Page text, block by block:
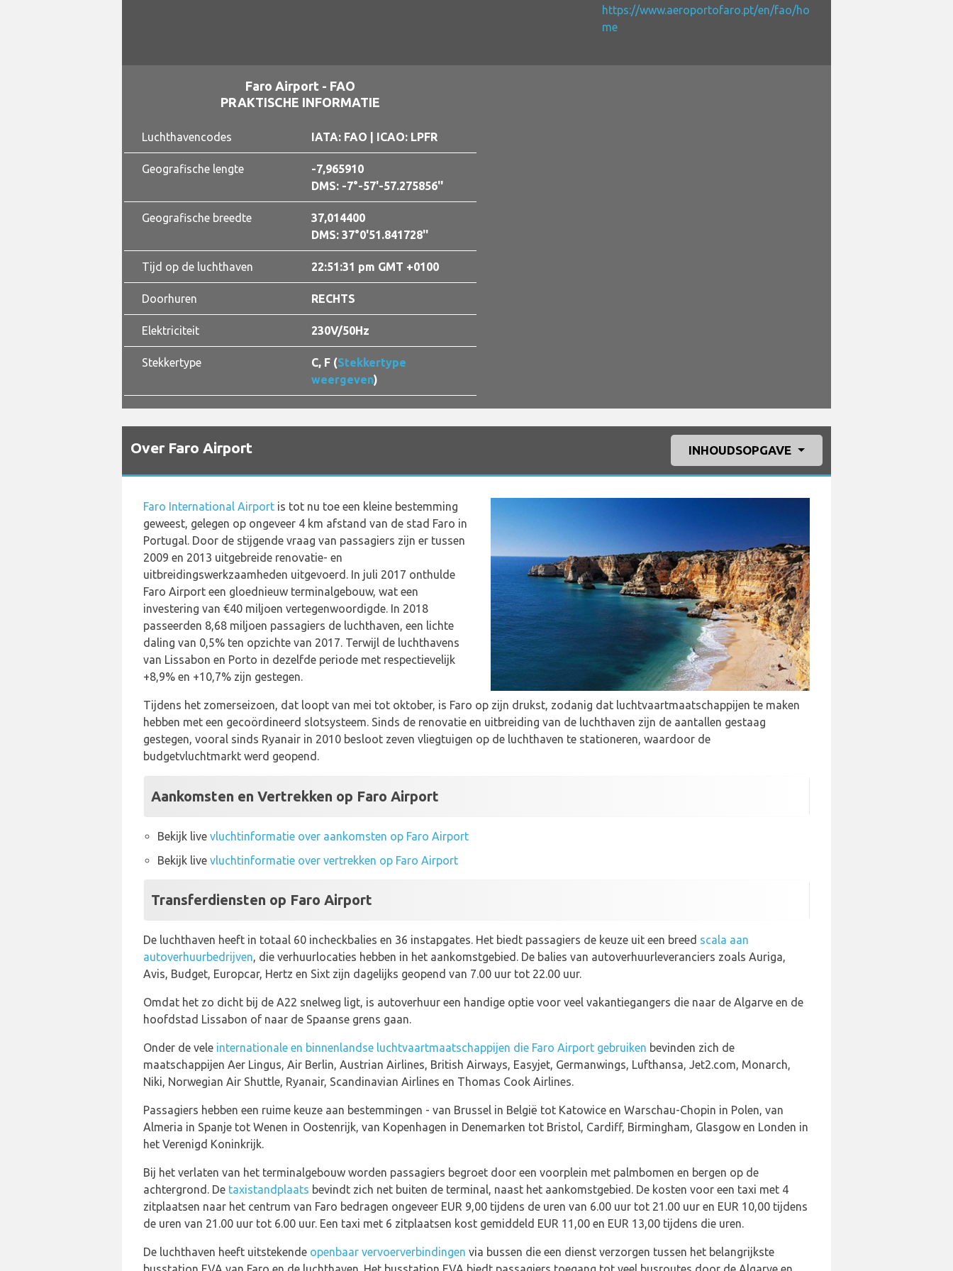
https://www.aeroportofaro.pt/en/fao/ho
me
Faro Airport - FAO
PRAKTISCHE INFORMATIE
Luchthavencodes IATA: FAO | ICAO: LPFR
Geografische lengte
-7,965910
DMS: -7°-57'-57.275856''
Geografische breedte
37,014400
DMS: 37°0'51.841728''
Tijd op de luchthaven 22:51:32 pm GMT +0100
Doorhuren RECHTS
Elektriciteit 230V/50Hz
Stekkertype C, F (Stekkertype
weergeven)
Over Faro Airport INHOUDSOPGAVE
Faro International Airport is tot nu toe een kleine bestemming
geweest, gelegen op ongeveer 4 km afstand van de stad Faro in
Portugal. Door de stijgende vraag van passagiers zijn er tussen
2009 en 2013 uitgebreide renovatie- en
uitbreidingswerkzaamheden uitgevoerd. In juli 2017 onthulde
Faro Airport een gloednieuw terminalgebouw, wat een
investering van €40 miljoen vertegenwoordigde. In 2018
passeerden 8,68 miljoen passagiers de luchthaven, een lichte
daling van 0,5% ten opzichte van 2017. Terwijl de luchthavens
van Lissabon en Porto in dezelfde periode met respectievelijk
+8,9% en +10,7% zijn gestegen.
Tijdens het zomerseizoen, dat loopt van mei tot oktober, is Faro op zijn drukst, zodanig dat luchtvaartmaatschappijen te maken
hebben met een gecoördineerd slotsysteem. Sinds de renovatie en uitbreiding van de luchthaven zijn de aantallen gestaag
gestegen, vooral sinds Ryanair in 2010 besloot zeven vliegtuigen op de luchthaven te stationeren, waardoor de
budgetvluchtmarkt werd geopend.
Aankomsten en Vertrekken op Faro Airport
Bekijk live vluchtinformatie over aankomsten op Faro Airport
Bekijk live vluchtinformatie over vertrekken op Faro Airport
Transferdiensten op Faro Airport
De luchthaven heeft in totaal 60 incheckbalies en 36 instapgates. Het biedt passagiers de keuze uit een breed scala aan
autoverhuurbedrijven, die verhuurlocaties hebben in het aankomstgebied. De balies van autoverhuurleveranciers zoals Auriga,
Avis, Budget, Europcar, Hertz en Sixt zijn dagelijks geopend van 7.00 uur tot 22.00 uur.
Omdat het zo dicht bij de A22 snelweg ligt, is autoverhuur een handige optie voor veel vakantiegangers die naar de Algarve en de
hoofdstad Lissabon of naar de Spaanse grens gaan.
Onder de vele internationale en binnenlandse luchtvaartmaatschappijen die Faro Airport gebruiken bevinden zich de
maatschappijen Aer Lingus, Air Berlin, Austrian Airlines, British Airways, Easyjet, Germanwings, Lufthansa, Jet2.com, Monarch,
Niki, Norwegian Air Shuttle, Ryanair, Scandinavian Airlines en Thomas Cook Airlines.
Passagiers hebben een ruime keuze aan bestemmingen - van Brussel in België tot Katowice en Warschau-Chopin in Polen, van
Almeria in Spanje tot Wenen in Oostenrijk, van Kopenhagen in Denemarken tot Bristol, Cardiff, Birmingham, Glasgow en Londen in
het Verenigd Koninkrijk.
Bij het verlaten van het terminalgebouw worden passagiers begroet door een voorplein met palmbomen en bergen op de
achtergrond. De taxistandplaats bevindt zich net buiten de terminal, naast het aankomstgebied. De kosten voor een taxi met 4
zitplaatsen naar het centrum van Faro bedragen ongeveer EUR 9,00 tijdens de uren van 6.00 uur tot 21.00 uur en EUR 10,00 tijdens
de uren van 21.00 uur tot 6.00 uur. Een taxi met 6 zitplaatsen kost gemiddeld EUR 11,00 en EUR 13,00 tijdens die uren.
De luchthaven heeft uitstekende openbaar vervoerverbindingen via bussen die een dienst verzorgen tussen het belangrijkste